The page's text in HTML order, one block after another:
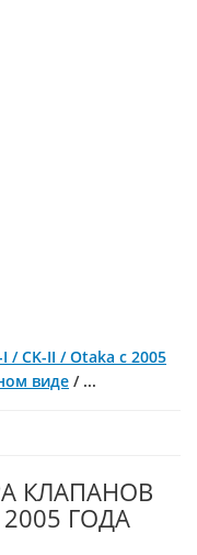
I / CK-II / Otaka с 2005
виде / ...
КЛАПАНОВ
2005 ГОДА